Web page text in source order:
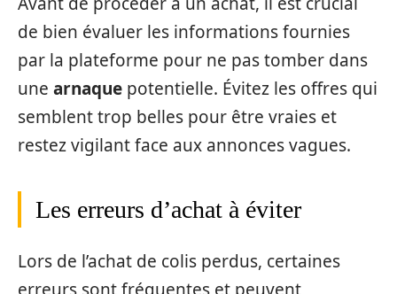
de bien évaluer les informations fournies
par la plateforme pour ne pas tomber dans
une arnaque potentielle. Évitez les offres qui
semblent trop belles pour être vraies et
restez vigilant face aux annonces vagues.
Les erreurs d’achat à éviter
Lors de l’achat de colis perdus, certaines